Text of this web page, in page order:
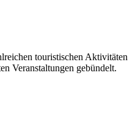
touristischen Aktivitäten
Veranstaltungen gebündelt.